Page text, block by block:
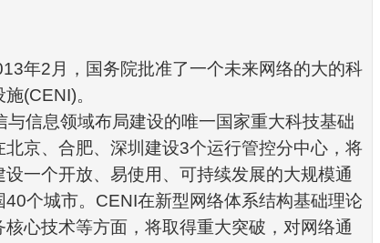
年2 月，国务院批准了一个未来网络的大的科
施(CENI)。
与信息领域布局建设的唯一国家重大科技基础
京、合肥、深圳建设3个运行管控分中心，将
一个开放、易使用、可持续发展的大规模通
40个城市。 CENI在新型网络体系结构基础理论
心技术等方面，将取得重大突破，对网络通